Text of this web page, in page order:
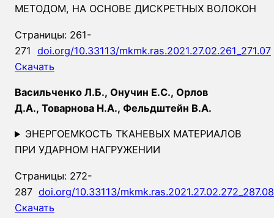
МЕТОДОМ, НА ОСНОВЕ ДИСКРЕТНЫХ ВОЛОКОН
Страницы: 261-
271 doi.org/10.33113/mkmk.ras.2021.27.02.261_271.07
Скачать
Васильченко Л.Б., Онучин Е.С., Орлов
Д.А., Товарнова Н.А., Фельдштейн В.А.
ЭНЕРГОЕМКОСТЬ ТКАНЕВЫХ МАТЕРИАЛОВ
ПРИ УДАРНОМ НАГРУЖЕНИИ
Страницы: 272-
287 doi.org/10.33113/mkmk.ras.2021.27.02.272_287.08
Скачать